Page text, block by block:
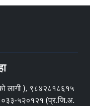
लागी ), ९८४२८१८६१५
०३३-५२०१२१ (प्र.जि.अ.